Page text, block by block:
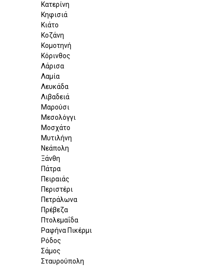
Κατερίνη
Κηφισιά
Κιάτο
Κοζάνη
Κομοτηνή
Κόρινθος
Λάρισα
Λαμία
Λευκάδα
Λιβαδειά
Μαρούσι
Μεσολόγγι
Μοσχάτο
Μυτιλήνη
Νεάπολη
Ξάνθη
Πάτρα
Πειραιάς
Περιστέρι
Πετράλωνα
Πρέβεζα
Πτολεμαΐδα
Ραφήνα Πικέρμι
Ρόδος
Σάμος
Σταυρούπολη